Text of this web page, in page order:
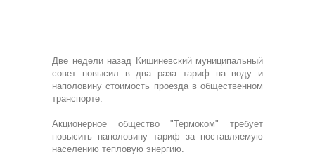
Две недели назад Кишиневский муниципальный
совет повысил в два раза тариф на воду и
наполовину стоимость проезда в общественном
транспорте.
Акционерное общество "Термоком" требует
повысить наполовину тариф за поставляемую
населению тепловую энергию.